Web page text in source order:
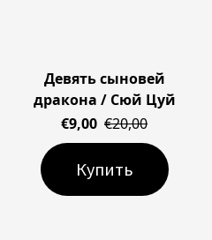
Девять сыновей
дракона / Сюй Цуй
€9,00 €20,00
Купить